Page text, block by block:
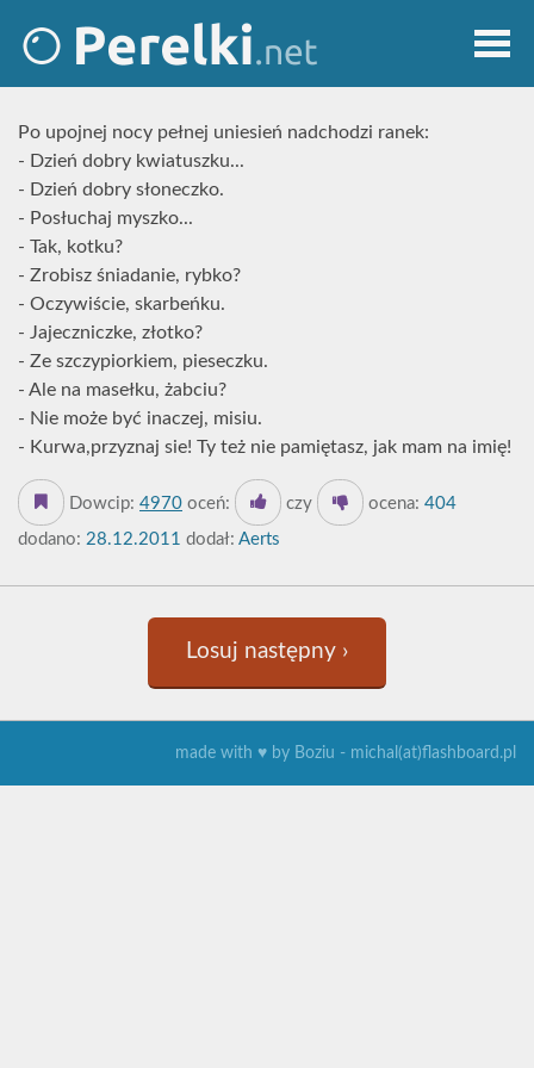
Po upojnej nocy pełnej uniesień nadchodzi ranek:
- Dzień dobry kwiatuszku...
- Dzień dobry słoneczko.
- Posłuchaj myszko...
- Tak, kotku?
- Zrobisz śniadanie, rybko?
- Oczywiście, skarbeńku.
- Jajeczniczke, złotko?
- Ze szczypiorkiem, pieseczku.
- Ale na masełku, żabciu?
- Nie może być inaczej, misiu.
- Kurwa,przyznaj sie! Ty też nie pamiętasz, jak mam na imię!
Dowcip: 4970 oceń: czy ocena: 404
dodano: 28.12.2011 dodał: Aerts
Losuj następny ›
made with ♥ by Boziu - michal(at)flashboard.pl